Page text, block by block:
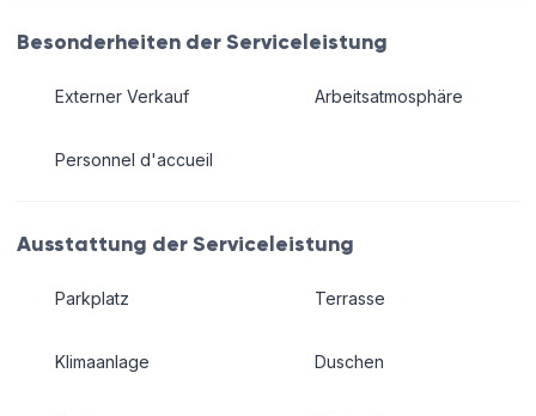
Besonderheiten der Serviceleistung
Externer Verkauf
Personnel d'accueil
Arbeitsatmosphäre
Ausstattung der Serviceleistung
Parkplatz
Klimaanlage
Terrasse
Duschen